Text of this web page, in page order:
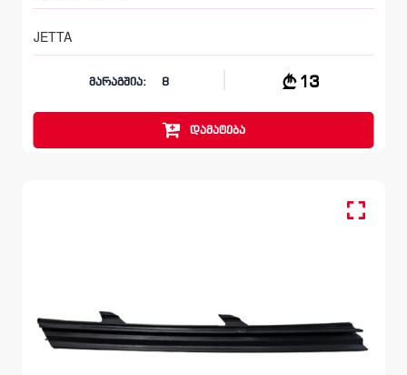
JETTA
მარაგშია: 8 13
დამატება